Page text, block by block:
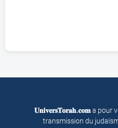
𝐔𝐧𝐢𝐯𝐞𝐫𝐬𝐓𝐨𝐫𝐚𝐡.𝐜𝐨𝐦a pour
transmission du